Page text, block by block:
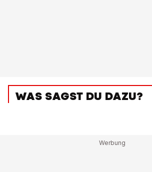
WAS SAGST DU DAZU?